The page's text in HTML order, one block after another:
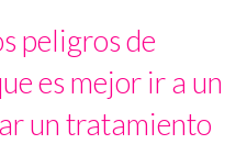
peligros de
es mejor ir a un
un tratamiento